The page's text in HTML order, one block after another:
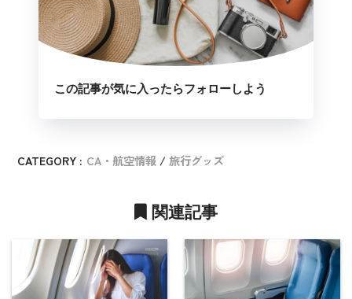
この記事が気に入ったらフォローしよう
CATEGORY : CA・航空情報 旅行グッズ
関連記事